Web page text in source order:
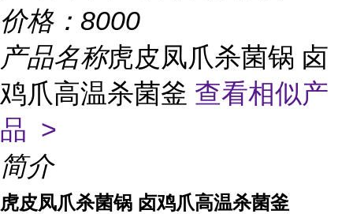
价格： 8000
产品名称虎皮凤爪杀菌锅 卤
鸡爪高温杀菌釜 查看相似产
品 >
简介
虎皮凤爪杀菌锅 卤鸡爪高温杀菌釜